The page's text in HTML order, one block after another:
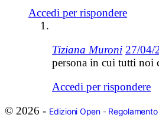
Accedi per rispondere
Tiziana Muroni 27/04/
persona in cui tutti noi
Accedi per rispondere
© 2026 - Edizioni Open- Regolamento